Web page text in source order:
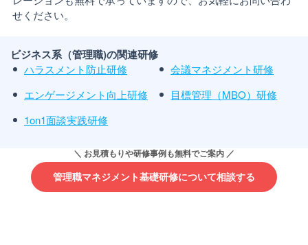
せください。
ビジネス系（管理職)の関連研修
ハラスメント防止研修
会議マネジメント研修
エンゲージメント向上研修
目標管理（MBO）研修
1on1面談実践研修
管理職マネジメント基礎研修について相談する